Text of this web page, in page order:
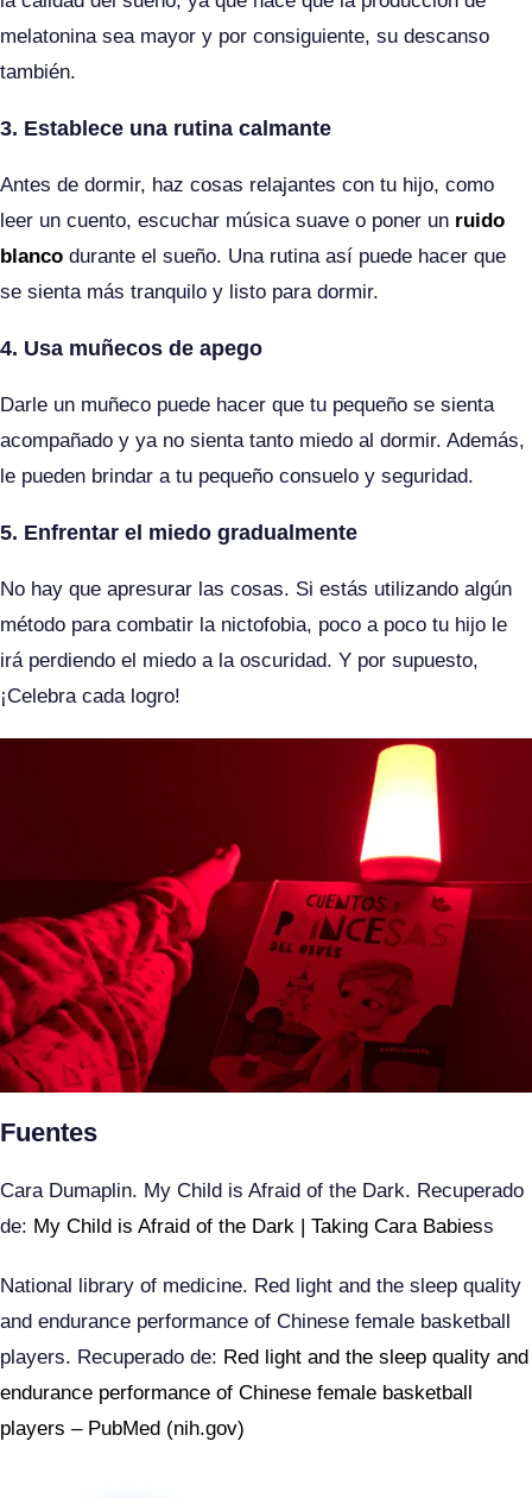
melatonina sea mayor y por consiguiente, su descanso
también.
3. Establece una rutina calmante
Antes de dormir, haz cosas relajantes con tu hijo, como
leer un cuento, escuchar música suave o poner un ruido
blanco durante el sueño. Una rutina así puede hacer que
se sienta más tranquilo y listo para dormir.
4. Usa muñecos de apego
Darle un muñeco puede hacer que tu pequeño se sienta
acompañado y ya no sienta tanto miedo al dormir. Además,
le pueden brindar a tu pequeño consuelo y seguridad.
5. Enfrentar el miedo gradualmente
No hay que apresurar las cosas. Si estás utilizando algún
método para combatir la nictofobia, poco a poco tu hijo le
irá perdiendo el miedo a la oscuridad. Y por supuesto,
¡Celebra cada logro!
Fuentes
Cara Dumaplin. My Child is Afraid of the Dark. Recuperado
de: My Child is Afraid of the Dark | Taking Cara Babiess
National library of medicine. Red light and the sleep quality
and endurance performance of Chinese female basketball
players. Recuperado de: Red light and the sleep quality and
endurance performance of Chinese female basketball
players – PubMed (nih.gov)